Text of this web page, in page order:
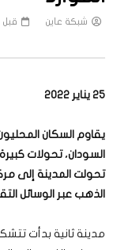
تورط عملاق السيارات
شبكة عاين
شبكة عاين قبل 5 سنوات
25 يناير 2022
يقاوم السكان
السودان، تحولات
تحولت المدينة إلى
الذهب عبر الوسائل